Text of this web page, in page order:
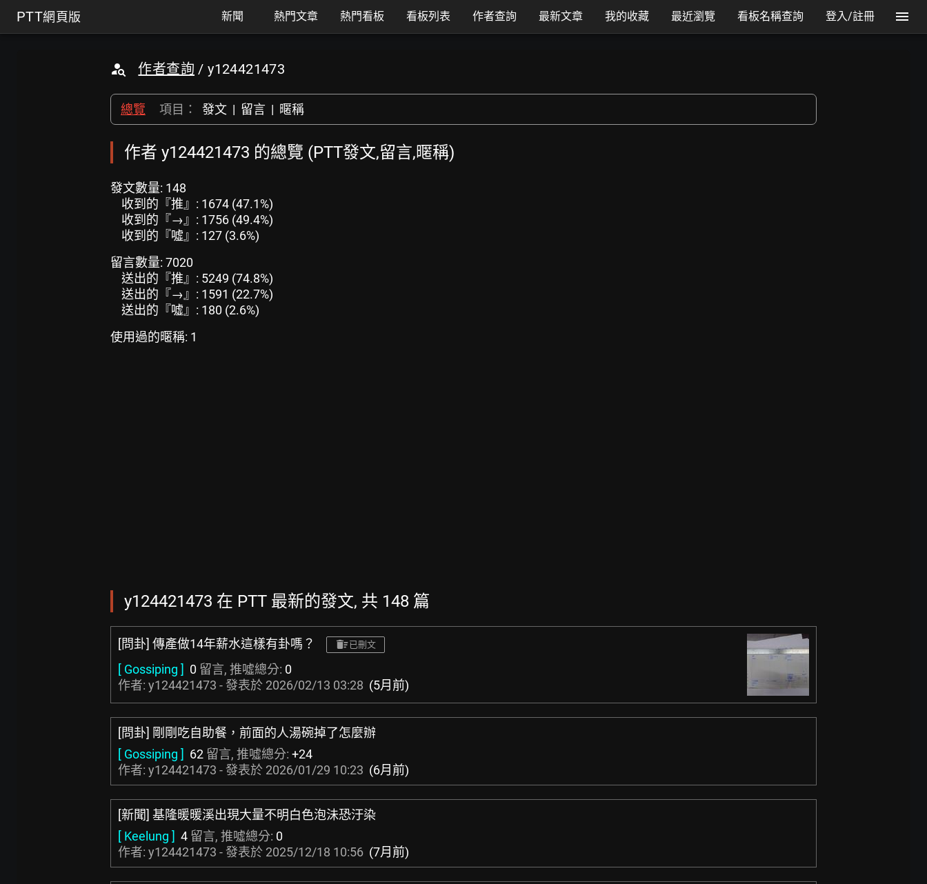
PTT網頁版 新聞 熱門文章 熱門看板 看板列表 作者查詢 最新文章 我的收藏 最近瀏覽 看板名稱查詢 登入/註冊
作者查詢 / y124421473
總覽 項目： 發文 | 留言 | 暱稱
作者 y124421473 的總覽 (PTT發文,留言,暱稱)
發文數量: 148
收到的『推』: 1674 (47.1%)
收到的『→』: 1756 (49.4%)
收到的『噓』: 127 (3.6%)
留言數量: 7020
送出的『推』: 5249 (74.8%)
送出的『→』: 1591 (22.7%)
送出的『噓』: 180 (2.6%)
使用過的暱稱: 1
y124421473 在 PTT 最新的發文, 共 148 篇
[問卦] 傳產做14年薪水這樣有卦嗎？ 已刪文
[ Gossiping ] 0 留言, 推噓總分: 0
作者: y124421473 - 發表於 2026/02/13 03:28 (5月前)
[問卦] 剛剛吃自助餐，前面的人湯碗掉了怎麼辦
[ Gossiping ] 62 留言, 推噓總分: +24
作者: y124421473 - 發表於 2026/01/29 10:23 (6月前)
[新聞] 基隆暖暖溪出現大量不明白色泡沬恐汙染
[ Keelung ] 4 留言, 推噓總分: 0
作者: y124421473 - 發表於 2025/12/18 10:56 (7月前)